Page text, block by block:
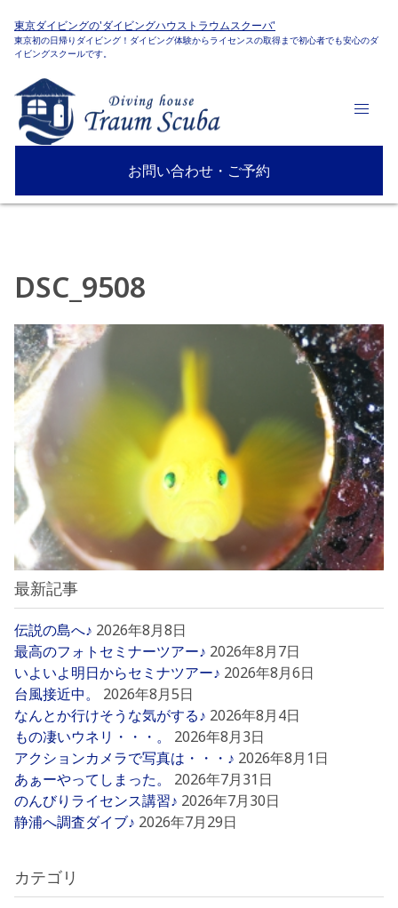
東京ダイビングの'ダイビングハウストラウムスクーバ'
東京初の日帰りダイビング！ダイビング体験からライセンスの取得まで初心者でも安心のダ
イビングスクールです。
お問い合わせ・ご予約
DSC_9508
最新記事
伝説の島へ♪ 2026年8月8日
最高のフォトセミナーツアー♪ 2026年8月7日
いよいよ明日からセミナツアー♪ 2026年8月6日
台風接近中。
2026年8月5日
なんとか行けそうな気がする♪ 2026年8月4日
もの凄いウネリ・・・。
2026年8月3日
アクションカメラで写真は・・・♪ 2026年8月1日
あぁーやってしまった。
2026年7月31日
のんびりライセンス講習♪ 2026年7月30日
静浦へ調査ダイブ♪ 2026年7月29日
カテゴリ